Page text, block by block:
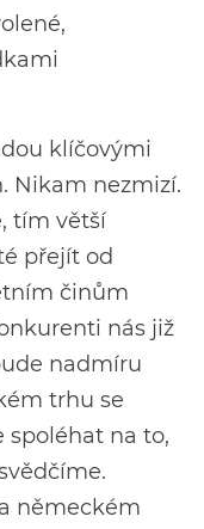
klíčovými
Nikam nezmizí.
tím větší
přejít od
činům
nás již
nadmíru
trhu se
spoléhat na to,
německém